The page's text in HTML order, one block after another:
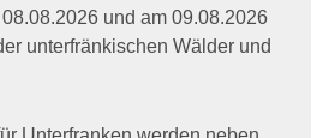
und am 09.08.2026
unterfränkischen Wälder und